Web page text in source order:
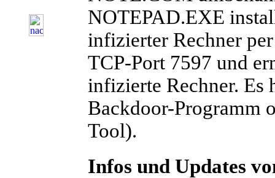
NOTEPAD.EXE
infizierter Rechner
TCP-Port 7597 und
infizierte Rechner. Es
Backdoor-Programm
Tool).
Infos und Updates